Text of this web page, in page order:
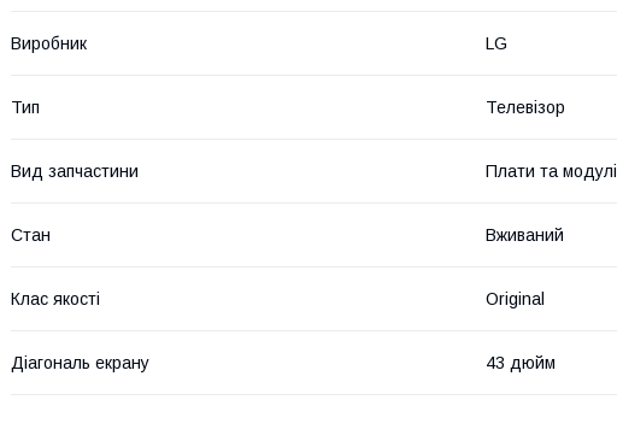
Виробник LG
Тип Телевізор
Вид запчастини Плати та модулі
Стан Вживаний
Клас якості Original
Діагональ екрану 43 дюйм